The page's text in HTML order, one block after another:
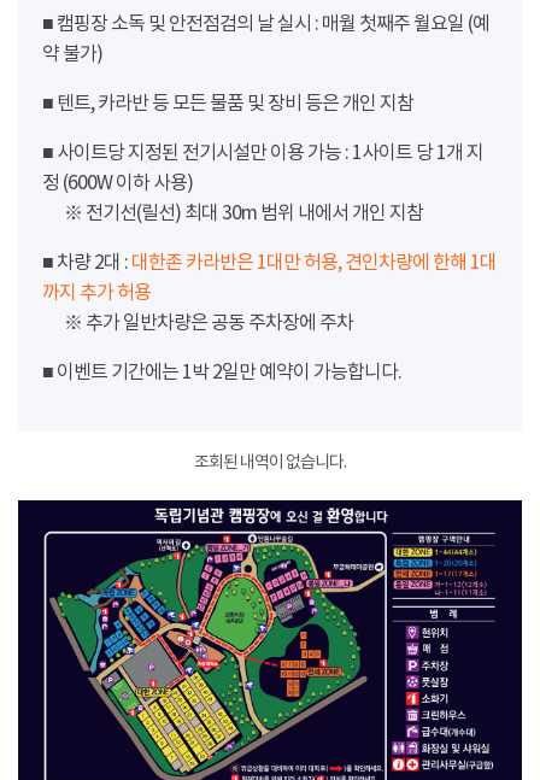
■ 캠핑장 소독 및 안전점검의 날 실시 : 매월 첫째주 월요일 (예
약 불가)
■ 텐트, 카라반 등 모든 물품 및 장비 등은 개인 지참
■ 사이트당 지정된 전기시설만 이용 가능 : 1사이트 당 1개 지
정 (600W 이하 사용)
※ 전기선(릴선) 최대 30m 범위 내에서 개인 지참
■ 차량 2대 : 대한존 카라반은 1대만 허용, 견인차량에 한해 1대
까지 추가 허용
※ 추가 일반차량은 공동 주차장에 주차
■ 이벤트 기간에는 1박 2일만 예약이 가능합니다.
조회된 내역이 없습니다.